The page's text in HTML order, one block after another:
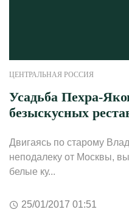
ЦЕНТРАЛЬНАЯ РОССИЯ
Усадьба Пехра-
безыскусных
Двигаясь по старому
неподалеку от Москвы,
белые ку...
25/01/2017 01:51